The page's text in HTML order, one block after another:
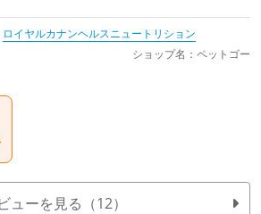
ロイヤルカナンヘルスニュートリション
ショップ名：ペットゴー
ューを見る（12）